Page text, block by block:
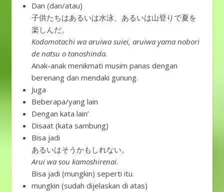
Dan (dan/atau)
子供たちはあるいは水泳、あるいは山登りで夏を
楽しんだ。
Kodomotachi wa aruiwa suiei, aruiwa yama nobori
de natsu o tanoshinda.
Anak-anak menikmati musim panas dengan
berenang dan mendaki gunung.
Juga
Beberapa/yang lain
Dengan kata lain’
Disaat (kata sambung)
Bisa jadi
あるいはそうかもしれない。
Arui wa sou kamoshirenai.
Bisa jadi (mungkin) seperti itu.
mungkin (sudah dijelaskan di atas)